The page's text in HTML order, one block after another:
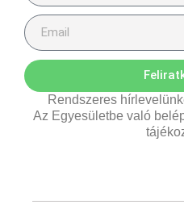
Rendszeres
Az Egyesületbe való